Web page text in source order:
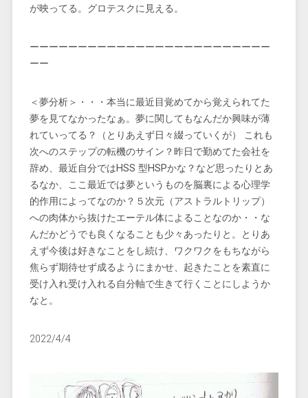
が映ってる。グロテスクに見える。
ーーーーーーーーーーーーーーーーーーーーーーーーー
ーー
＜夢分析＞・・・本当に最近目覚めてから覚えられてた
夢を見てなかったなぁ。夢に関してもなんだか興味が薄
れていってる？（とりあえず日々綴っていくが） これも
次へのステップの転機のサイン？昨日で勤めてた会社を
辞め、最近自分ではHSS 型HSPかな？など思ったりとあ
るなか、ここ最近では夢というものを脳裏による心理学
的作用によってなのか？５次元（アストラルトリップ）
への肉体から抜けたエーテル体によることなのか・・な
んだかどうでも良くなることも少々あったりと。とりあ
えず今後は好きなことをし続け、ワクワクをもちながら
焦らず期待せず成るようにまかせ、起きたことを素直に
受け入れ受け入れる自分軸で生きて行くことにしようか
なと。
2022/4/4